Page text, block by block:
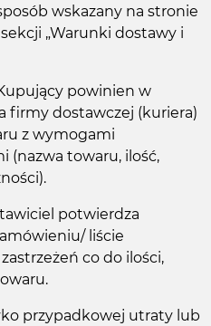
wskazany na stronie
„Warunki dostawy i
powinien w
firmy dostawczej (kuriera)
z wymogami
(nazwa towaru, ilość,
potwierdza
liście
co do ilości,
przypadkowej utraty lub